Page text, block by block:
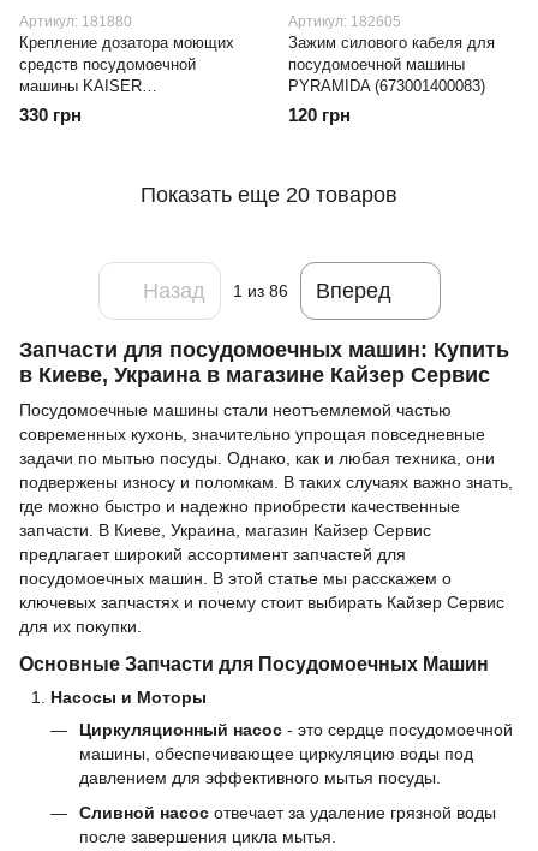
Артикул: 181880
Крепление дозатора моющих
средств посудомоечной
машины KAISER
(672010820002)
330 грн
Артикул: 182605
Зажим силового кабеля для
посудомоечной машины
PYRAMIDA (673001400083)
120 грн
Показать еще 20 товаров
Назад 1 из 86 Вперед
Запчасти для посудомоечных машин: Купить
в Киеве, Украина в магазине Кайзер Сервис
Посудомоечные машины стали неотъемлемой частью
современных кухонь, значительно упрощая повседневные
задачи по мытью посуды. Однако, как и любая техника, они
подвержены износу и поломкам. В таких случаях важно знать,
где можно быстро и надежно приобрести качественные
запчасти. В Киеве, Украина, магазин Кайзер Сервис
предлагает широкий ассортимент запчастей для
посудомоечных машин. В этой статье мы расскажем о
ключевых запчастях и почему стоит выбирать Кайзер Сервис
для их покупки.
Основные Запчасти для Посудомоечных Машин
Насосы и Моторы
Циркуляционный насос - это сердце посудомоечной
машины, обеспечивающее циркуляцию воды под
давлением для эффективного мытья посуды.
Сливной насос отвечает за удаление грязной воды
после завершения цикла мытья.